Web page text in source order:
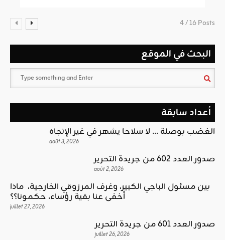
4 / 16 Posts
البحث في الموقع
أعداد سابقة
الغضب بوصلة … لا سلاحا يشهر في غير الإتجاه
août 3, 2026
صدور العدد 602 من جريدة التحرير
août 2, 2026
بين مسئول الباجي الكبير، وغرف المرزوقي الخارجية، ماذا
أخفى عنا بقية رؤساء، حكمونا؟؟
juillet 27, 2026
صدور العدد 601 من جريدة التحرير
juillet 26, 2026